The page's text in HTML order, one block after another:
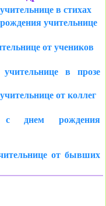
в стихах
учительнице
от учеников
в прозе
от коллег
с днем рождения
от бывших